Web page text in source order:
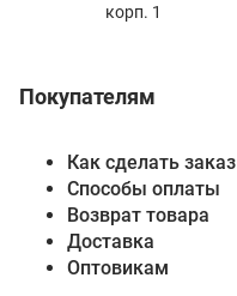
Покупателям
Как сделать заказ
Способы оплаты
Возврат товара
Доставка
Оптовикам
корп. 1